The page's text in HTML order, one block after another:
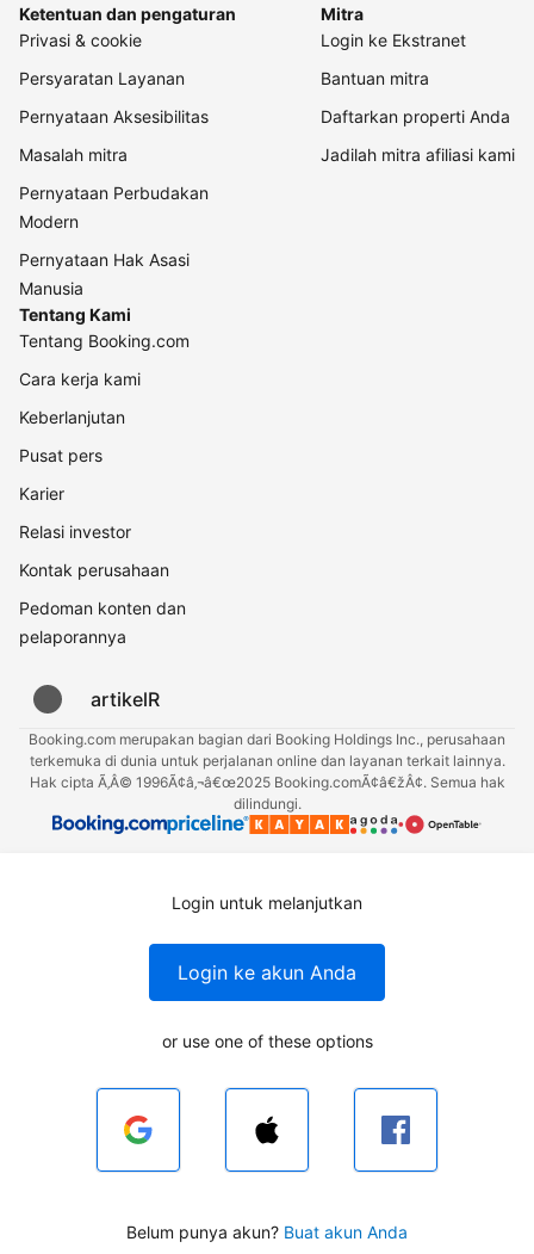
Ketentuan dan pengaturan
Privasi & cookie
Persyaratan Layanan
Pernyataan Aksesibilitas
Masalah mitra
Pernyataan Perbudakan
Modern
Pernyataan Hak Asasi
Manusia
Mitra
Login ke Ekstranet
Bantuan mitra
Daftarkan properti Anda
Jadilah mitra afiliasi kami
Tentang Kami
Tentang Booking.com
Cara kerja kami
Keberlanjutan
Pusat pers
Karier
Relasi investor
Kontak perusahaan
Pedoman konten dan
pelaporannya
artikelR
Booking.com merupakan bagian dari Booking Holdings Inc., perusahaan
terkemuka di dunia untuk perjalanan online dan layanan terkait lainnya.
Hak cipta Ã‚Â© 1996Ã¢â‚¬â€œ2025 Booking.comÃ¢â€žÂ¢. Semua hak
dilindungi.
Login untuk melanjutkan
Login ke akun Anda
or use one of these options
Belum punya akun? Buat akun Anda